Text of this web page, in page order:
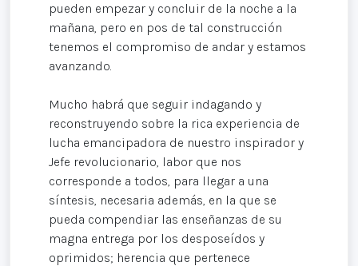
pueden empezar y concluir de la noche a la
mañana, pero en pos de tal construcción
tenemos el compromiso de andar y estamos
avanzando.
Mucho habrá que seguir indagando y
reconstruyendo sobre la rica experiencia de
lucha emancipadora de nuestro inspirador y
Jefe revolucionario, labor que nos
corresponde a todos, para llegar a una
síntesis, necesaria además, en la que se
pueda compendiar las enseñanzas de su
magna entrega por los desposeídos y
oprimidos; herencia que pertenece